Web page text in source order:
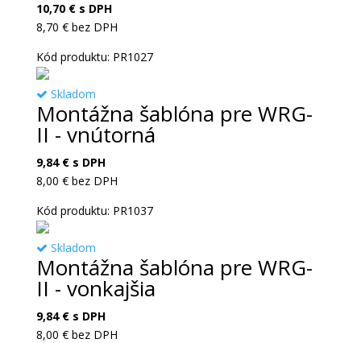
10,70 €s DPH
8,70 €bez DPH
Kód produktu: PR1027
Skladom
Montážna šablóna pre WRG-
II - vnútorná
9,84 €s DPH
8,00 €bez DPH
Kód produktu: PR1037
Skladom
Montážna šablóna pre WRG-
II - vonkajšia
9,84 €s DPH
8,00 €bez DPH